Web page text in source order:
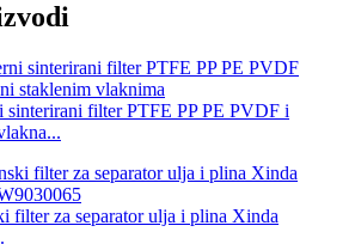
sinterirani filter PTFE PP PE PVDF i
filter za separator ulja i plina Xinda